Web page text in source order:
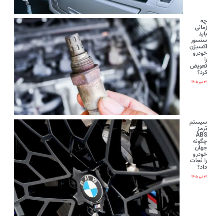
چه
زمانی
باید
سنسور
اکسیژن
خودرو
را
تعویض
کرد؟
۳۱ تیر ۱۴۰۵
سیستم
ترمز
ABS
چگونه
جهان
خودرو
را نجات
داد؟
۳۱ تیر ۱۴۰۵